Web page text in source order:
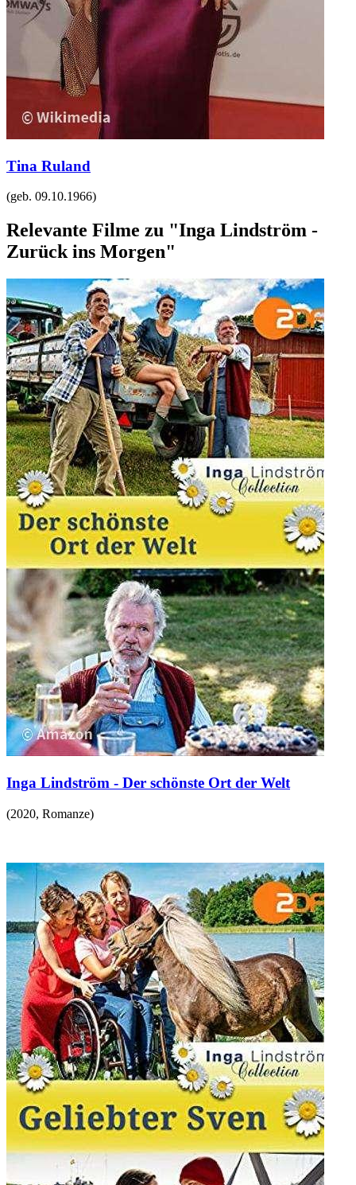
Tina Ruland
(geb. 09.10.1966)
Relevante Filme zu "Inga Lindström -
Zurück ins Morgen"
Inga Lindström - Der schönste Ort der Welt
(2020, Romanze)